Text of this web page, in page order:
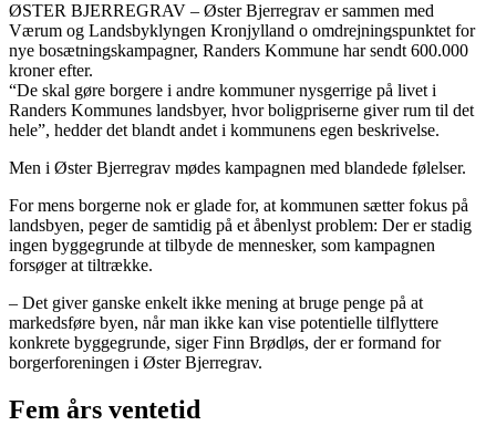
ØSTER BJERREGRAV – Øster Bjerregrav er sammen med
Værum og Landsbyklyngen Kronjylland o omdrejningspunktet for
nye bosætningskampagner, Randers Kommune har sendt 600.000
kroner efter.
“De skal gøre borgere i andre kommuner nysgerrige på livet i
Randers Kommunes landsbyer, hvor boligpriserne giver rum til det
hele”, hedder det blandt andet i kommunens egen beskrivelse.
Men i Øster Bjerregrav mødes kampagnen med blandede følelser.
For mens borgerne nok er glade for, at kommunen sætter fokus på
landsbyen, peger de samtidig på et åbenlyst problem: Der er stadig
ingen byggegrunde at tilbyde de mennesker, som kampagnen
forsøger at tiltrække.
– Det giver ganske enkelt ikke mening at bruge penge på at
markedsføre byen, når man ikke kan vise potentielle tilflyttere
konkrete byggegrunde, siger Finn Brødløs, der er formand for
borgerforeningen i Øster Bjerregrav.
Fem års ventetid